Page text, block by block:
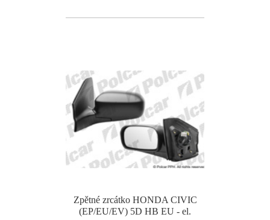
Zpětné zrcátko HONDA CIVIC
(EP/EU/EV) 5D HB EU - el.